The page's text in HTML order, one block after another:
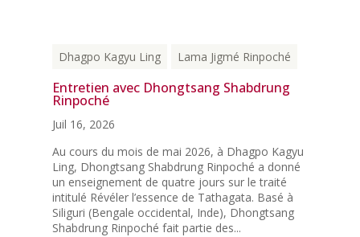
Dhagpo Kagyu Ling Lama Jigmé Rinpoché
Entretien avec Dhongtsang Shabdrung
Rinpoché
Juil 16, 2026
Au cours du mois de mai 2026, à Dhagpo Kagyu
Ling, Dhongtsang Shabdrung Rinpoché a donné
un enseignement de quatre jours sur le traité
intitulé Révéler l’essence de Tathagata. Basé à
Siliguri (Bengale occidental, Inde), Dhongtsang
Shabdrung Rinpoché fait partie des...